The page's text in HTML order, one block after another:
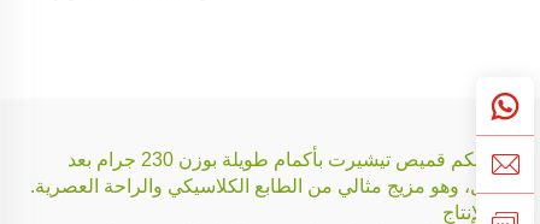
نقدّم لكم قميص تيشيرت بأكمام طويلة بوزن 230 جرام بعد
الغسل، وهو مزيج مثالي من الطابع الكلاسيكي والراحة العصرية.
خط الإنتاج